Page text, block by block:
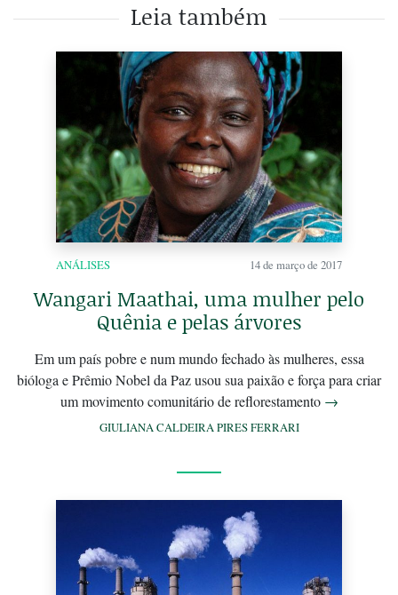
Leia também
ANÁLISES 14 de março de 2017
Wangari Maathai, uma mulher pelo
Quênia e pelas árvores
Em um país pobre e num mundo fechado às mulheres, essa
bióloga e Prêmio Nobel da Paz usou sua paixão e força para criar
um movimento comunitário de reflorestamento →
GIULIANA CALDEIRA PIRES FERRARI